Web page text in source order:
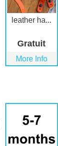
leather ha...
Gratuit
More Info